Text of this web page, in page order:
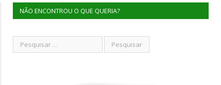
NÃO ENCONTROU O QUE QUERIA?